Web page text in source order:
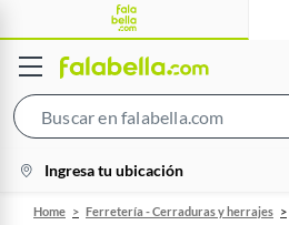
Bar
location-
icon
Ingresa tu ubicación
Home Ferretería - Cerraduras y herrajes